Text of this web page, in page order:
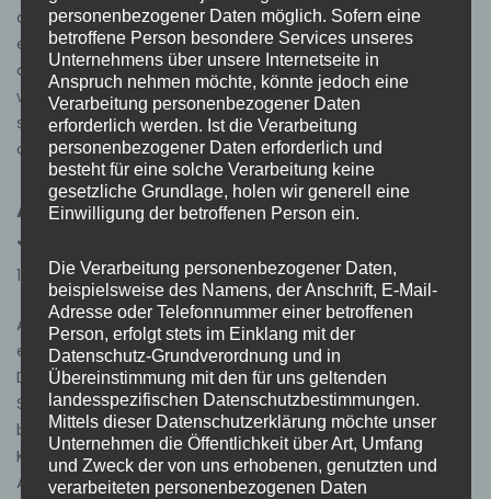
dem Gemeindeplatz“ haben wir das Martinsfeuer
entzündet und während der gesamten Veranstaltung
den Brandschutz sichergestellt. Es war schön zu sehen,
wie viele Kinder mit ihren bunten Laternen gekommen
sind und gemeinsam mit ihren Familien die Geschichte
des heiligen…Weiterlesen »
Außerordentliche
Jahreshauptversammlung
16. November 2025 Allgemein
Am Samstag, 08.11.2025, fand im Feuerwehrgerätehaus
eine außerordentliche Jahreshauptversammlung statt.
Die Versammlung wurde von Kommandant Martin
Schäfer, um 17:15 Uhr, eröffnet und geleitet. Zu Beginn
begrüßte Kommandant Schäfer die anwesenden
Kameradinnen und Kameraden und erläuterte den
Ablauf der Versammlung. Anlass des Treffens war die
personenbezogener Daten möglich. Sofern eine
betroffene Person besondere Services unseres
Unternehmens über unsere Internetseite in
Anspruch nehmen möchte, könnte jedoch eine
Verarbeitung personenbezogener Daten
erforderlich werden. Ist die Verarbeitung
personenbezogener Daten erforderlich und
besteht für eine solche Verarbeitung keine
gesetzliche Grundlage, holen wir generell eine
Einwilligung der betroffenen Person ein.
Die Verarbeitung personenbezogener Daten,
beispielsweise des Namens, der Anschrift, E-Mail-
Adresse oder Telefonnummer einer betroffenen
Person, erfolgt stets im Einklang mit der
Datenschutz-Grundverordnung und in
Übereinstimmung mit den für uns geltenden
landesspezifischen Datenschutzbestimmungen.
Mittels dieser Datenschutzerklärung möchte unser
Unternehmen die Öffentlichkeit über Art, Umfang
und Zweck der von uns erhobenen, genutzten und
verarbeiteten personenbezogenen Daten